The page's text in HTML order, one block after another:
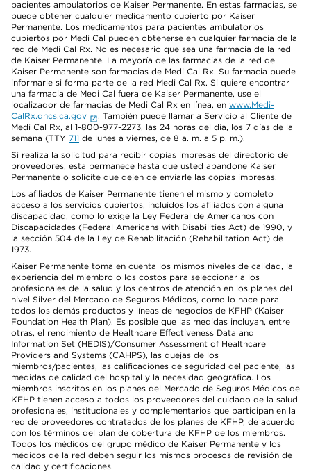
pacientes ambulatorios de Kaiser Permanente. En estas farmacias, se
puede obtener cualquier medicamento cubierto por Kaiser
Permanente. Los medicamentos para pacientes ambulatorios
cubiertos por Medi Cal pueden obtenerse en cualquier farmacia de la
red de Medi Cal Rx. No es necesario que sea una farmacia de la red
de Kaiser Permanente. La mayoría de las farmacias de la red de
Kaiser Permanente son farmacias de Medi Cal Rx. Su farmacia puede
informarle si forma parte de la red Medi Cal Rx. Si quiere encontrar
una farmacia de Medi Cal fuera de Kaiser Permanente, use el
localizador de farmacias de Medi Cal Rx en línea, en www.Medi-
CalRx.dhcs.ca.gov
. También puede llamar a Servicio al Cliente de
Medi Cal Rx, al 1-800-977-2273, las 24 horas del día, los 7 días de la
semana (TTY 711 de lunes a viernes, de 8 a. m. a 5 p. m.).
Si realiza la solicitud para recibir copias impresas del directorio de
proveedores, esta permanece hasta que usted abandone Kaiser
Permanente o solicite que dejen de enviarle las copias impresas.
Los afiliados de Kaiser Permanente tienen el mismo y completo
acceso a los servicios cubiertos, incluidos los afiliados con alguna
discapacidad, como lo exige la Ley Federal de Americanos con
Discapacidades (Federal Americans with Disabilities Act) de 1990, y
la sección 504 de la Ley de Rehabilitación (Rehabilitation Act) de
1973.
Kaiser Permanente toma en cuenta los mismos niveles de calidad, la
experiencia del miembro o los costos para seleccionar a los
profesionales de la salud y los centros de atención en los planes del
nivel Silver del Mercado de Seguros Médicos, como lo hace para
todos los demás productos y líneas de negocios de KFHP (Kaiser
Foundation Health Plan). Es posible que las medidas incluyan, entre
otras, el rendimiento de Healthcare Effectiveness Data and
Information Set (HEDIS)/Consumer Assessment of Healthcare
Providers and Systems (CAHPS), las quejas de los
miembros/pacientes, las calificaciones de seguridad del paciente, las
medidas de calidad del hospital y la necesidad geográfica. Los
miembros inscritos en los planes del Mercado de Seguros Médicos de
KFHP tienen acceso a todos los proveedores del cuidado de la salud
profesionales, institucionales y complementarios que participan en la
red de proveedores contratados de los planes de KFHP, de acuerdo
con los términos del plan de cobertura de KFHP de los miembros.
Todos los médicos del grupo médico de Kaiser Permanente y los
médicos de la red deben seguir los mismos procesos de revisión de
calidad y certificaciones.